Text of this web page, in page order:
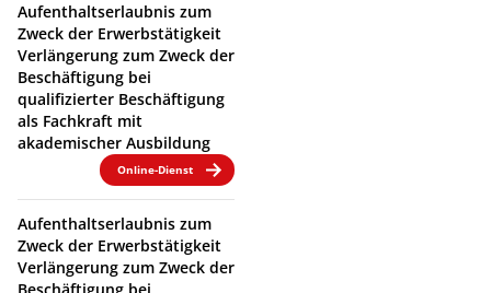
Aufenthaltserlaubnis zum
Zweck der Erwerbstätigkeit
Verlängerung zum Zweck der
Beschäftigung bei
qualifizierter Beschäftigung
als Fachkraft mit
akademischer Ausbildung
Online-Dienst
Aufenthaltserlaubnis zum
Zweck der Erwerbstätigkeit
Verlängerung zum Zweck der